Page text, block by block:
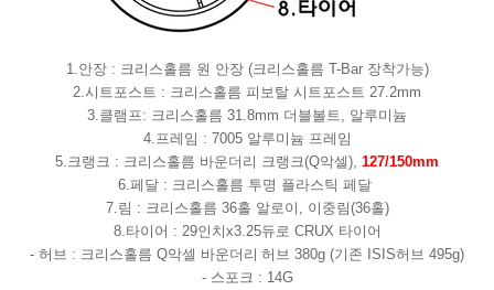
1.안장 : 크리스홀름 원 안장 (크리스홀름 T-Bar 장착가능)
2.시트포스트 : 크리스홀름 피보탈 시트포스트 27.2mm
3.클램프: 크리스홀름 31.8mm 더블볼트, 알루미늄
4.프레임 : 7005 알루미늄 프레임
5.크랭크 : 크리스홀름 바운더리 크랭크(Q악셀), 127/150mm
6.페달 : 크리스홀름 투명 플라스틱 페달
7.림 : 크리스홀름 36홀 알로이, 이중림(36홀)
8.타이어 : 29인치x3.25듀로 CRUX 타이어
- 허브 : 크리스홀름 Q악셀 바운더리 허브 380g (기존 ISIS허브 495g)
- 스포크 : 14G